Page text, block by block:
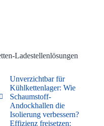
Ladestellenlösungen
Unverzichtbar für
Kühlkettenlager: Wie
Schaumstoff-
Andockhallen die
Isolierung verbessern?
Effizienz freisetzen: